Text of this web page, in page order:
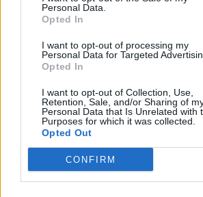
Personal Data.
Opted In
I want to opt-out of processing my
Personal Data for Targeted
Opted In
I want to opt-out of Collection, Use,
Retention, Sale, and/or Sharing of
Personal Data that Is Unrelated with
Purposes for which it was collected.
Opted Out
CONFIRM
και μάθετε πρώτοι τα πιο hot νέα
Για ακόμη περισσότερανέα,
ειδήσεωντου E-Daily.gr
Ακολουθήστε το E-Radio.gr